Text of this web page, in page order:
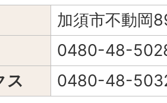
加須市不動岡
0480-48-
ス
0480-48-